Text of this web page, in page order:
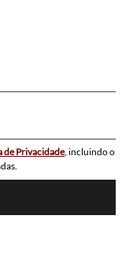
de Privacidade, incluindo o